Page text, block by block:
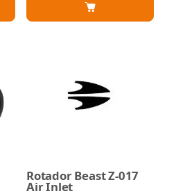
Rotador Beast Z-017
Air Inlet